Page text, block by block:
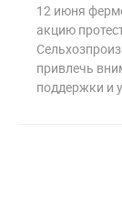
12 июня
акцию
привлечь
поддержки и